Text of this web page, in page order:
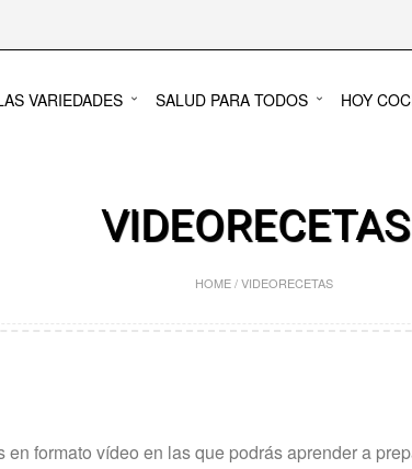
VARIEDADES SALUD PARA TODOS HOY
VIDEORECETAS
HOME/VIDEORECETAS
en formato vídeo en las que podrás aprender a